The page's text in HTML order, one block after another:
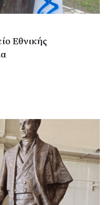
Εθνικής